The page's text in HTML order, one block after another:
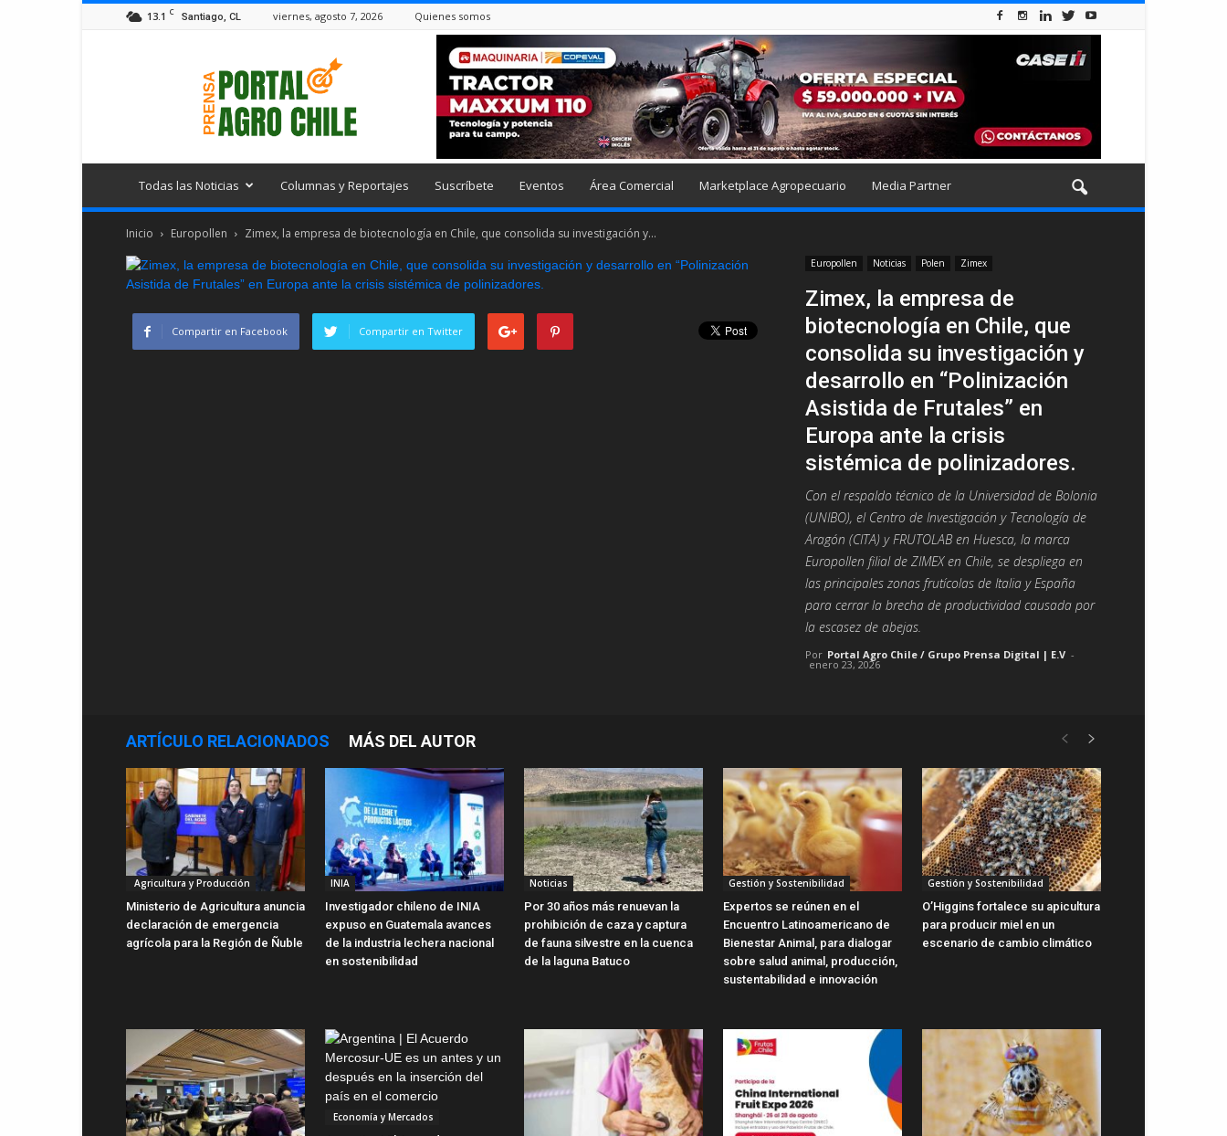
13.1 C Santiago, CL viernes, agosto 7, 2026 Quienes somos
Todas las Noticias Columnas y Reportajes Suscríbete Eventos Área Comercial Marketplace Agropecuario Media Partner
Inicio Europollen Zimex, la empresa de biotecnología en Chile, que consolida su investigación y...
Europollen Noticias Polen Zimex
Zimex, la empresa de
biotecnología en Chile, que
consolida su investigación y
desarrollo en “Polinización
Asistida de Frutales” en
Europa ante la crisis
sistémica de polinizadores.
Con el respaldo técnico de la Universidad de Bolonia
(UNIBO), el Centro de Investigación y Tecnología de
Aragón (CITA) y FRUTOLAB en Huesca, la marca
Europollen filial de ZIMEX en Chile, se despliega en
las principales zonas frutícolas de Italia y España
para cerrar la brecha de productividad causada por
la escasez de abejas.
Por Portal Agro Chile / Grupo Prensa Digital | E.V -
enero 23, 2026
Compartir en Facebook Compartir en Twitter
ARTÍCULO RELACIONADOS MÁS DEL AUTOR
Agricultura y Producción
Ministerio de Agricultura anuncia
declaración de emergencia
agrícola para la Región de Ñuble
INIA
Investigador chileno de INIA
expuso en Guatemala avances
de la industria lechera nacional
en sostenibilidad
Noticias
Por 30 años más renuevan la
prohibición de caza y captura
de fauna silvestre en la cuenca
de la laguna Batuco
Gestión y Sostenibilidad
Expertos se reúnen en el
Encuentro Latinoamericano de
Bienestar Animal, para dialogar
sobre salud animal, producción,
sustentabilidad e innovación
Gestión y Sostenibilidad
O’Higgins fortalece su apicultura
para producir miel en un
escenario de cambio climático
Economía y Mercados